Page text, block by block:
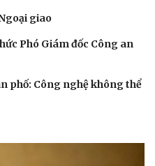
giao
Phó Giám đốc Công an
phố: Công nghệ không thể